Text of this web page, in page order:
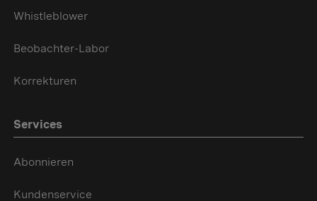
Whistleblower
Beobachter-Labor
Korrekturen
Services
Abonnieren
Kundenservice